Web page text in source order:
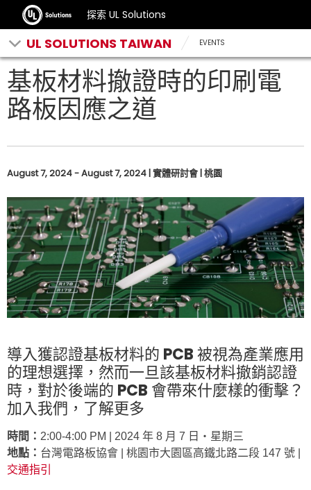
探索 UL Solutions
UL SOLUTIONS TAIWAN EVENTS
基板材料撤證時的印刷電
路板因應之道
August 7, 2024 - August 7, 2024 | 實體研討會 | 桃園
導入獲認證基板材料的 PCB 被視為產業應用
的理想選擇，然而一旦該基板材料撤銷認證
時，對於後端的 PCB 會帶來什麼樣的衝擊？
加入我們，了解更多
時間： 2:00-4:00 PM | 2024 年 8 月 7 日‧星期三
地點： 台灣電路板協會 | 桃園市大園區高鐵北路二段 147 號 |
交通指引